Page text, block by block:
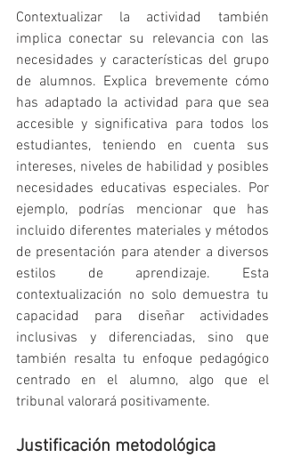
Contextualizar la actividad también
implica conectar su relevancia con las
necesidades y características del grupo
de alumnos. Explica brevemente cómo
has adaptado la actividad para que sea
accesible y significativa para todos los
estudiantes, teniendo en cuenta sus
intereses, niveles de habilidad y posibles
necesidades educativas especiales. Por
ejemplo, podrías mencionar que has
incluido diferentes materiales y métodos
de presentación para atender a diversos
estilos de aprendizaje. Esta
contextualización no solo demuestra tu
capacidad para diseñar actividades
inclusivas y diferenciadas, sino que
también resalta tu enfoque pedagógico
centrado en el alumno, algo que el
tribunal valorará positivamente.
Justificación metodológica